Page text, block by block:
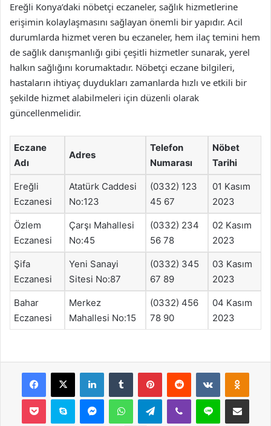
Ereğli Konya’daki nöbetçi eczaneler, sağlık hizmetlerine
erişimin kolaylaşmasını sağlayan önemli bir yapıdır. Acil
durumlarda hizmet veren bu eczaneler, hem ilaç temini hem
de sağlık danışmanlığı gibi çeşitli hizmetler sunarak, yerel
halkın sağlığını korumaktadır. Nöbetçi eczane bilgileri,
hastaların ihtiyaç duydukları zamanlarda hızlı ve etkili bir
şekilde hizmet alabilmeleri için düzenli olarak
güncellenmelidir.
Eczane
Adı
Adres
Telefon
Numarası
Nöbet
Tarihi
Ereğli
Eczanesi
Atatürk Caddesi
No:123
(0332) 123
45 67
01 Kasım
2023
Özlem
Eczanesi
Çarşı Mahallesi
No:45
(0332) 234
56 78
02 Kasım
2023
Şifa
Eczanesi
Yeni Sanayi
Sitesi No:87
(0332) 345
67 89
03 Kasım
2023
Bahar
Eczanesi
Merkez
Mahallesi No:15
(0332) 456
78 90
04 Kasım
2023
Facebook
X LinkedInTumblr PinterestReddit VKontakte
Pocket Skype MessengerWhatsAppTelegramViber Line E-Posta ile